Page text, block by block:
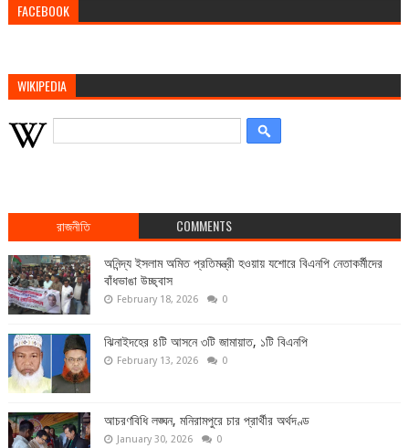
FACEBOOK
WIKIPEDIA
রাজনীতি COMMENTS
অনিন্দ্য ইসলাম অমিত প্রতিমন্ত্রী হওয়ায় যশোরে বিএনপি নেতাকর্মীদের
বাঁধভাঙা উচ্ছ্বাস
February 18, 2026 0
ঝিনাইদহের ৪টি আসনে ৩টি জামায়াত, ১টি বিএনপি
February 13, 2026 0
আচরণবিধি লঙ্ঘন, মনিরামপুরে চার প্রার্থীর অর্থদণ্ড
January 30, 2026 0